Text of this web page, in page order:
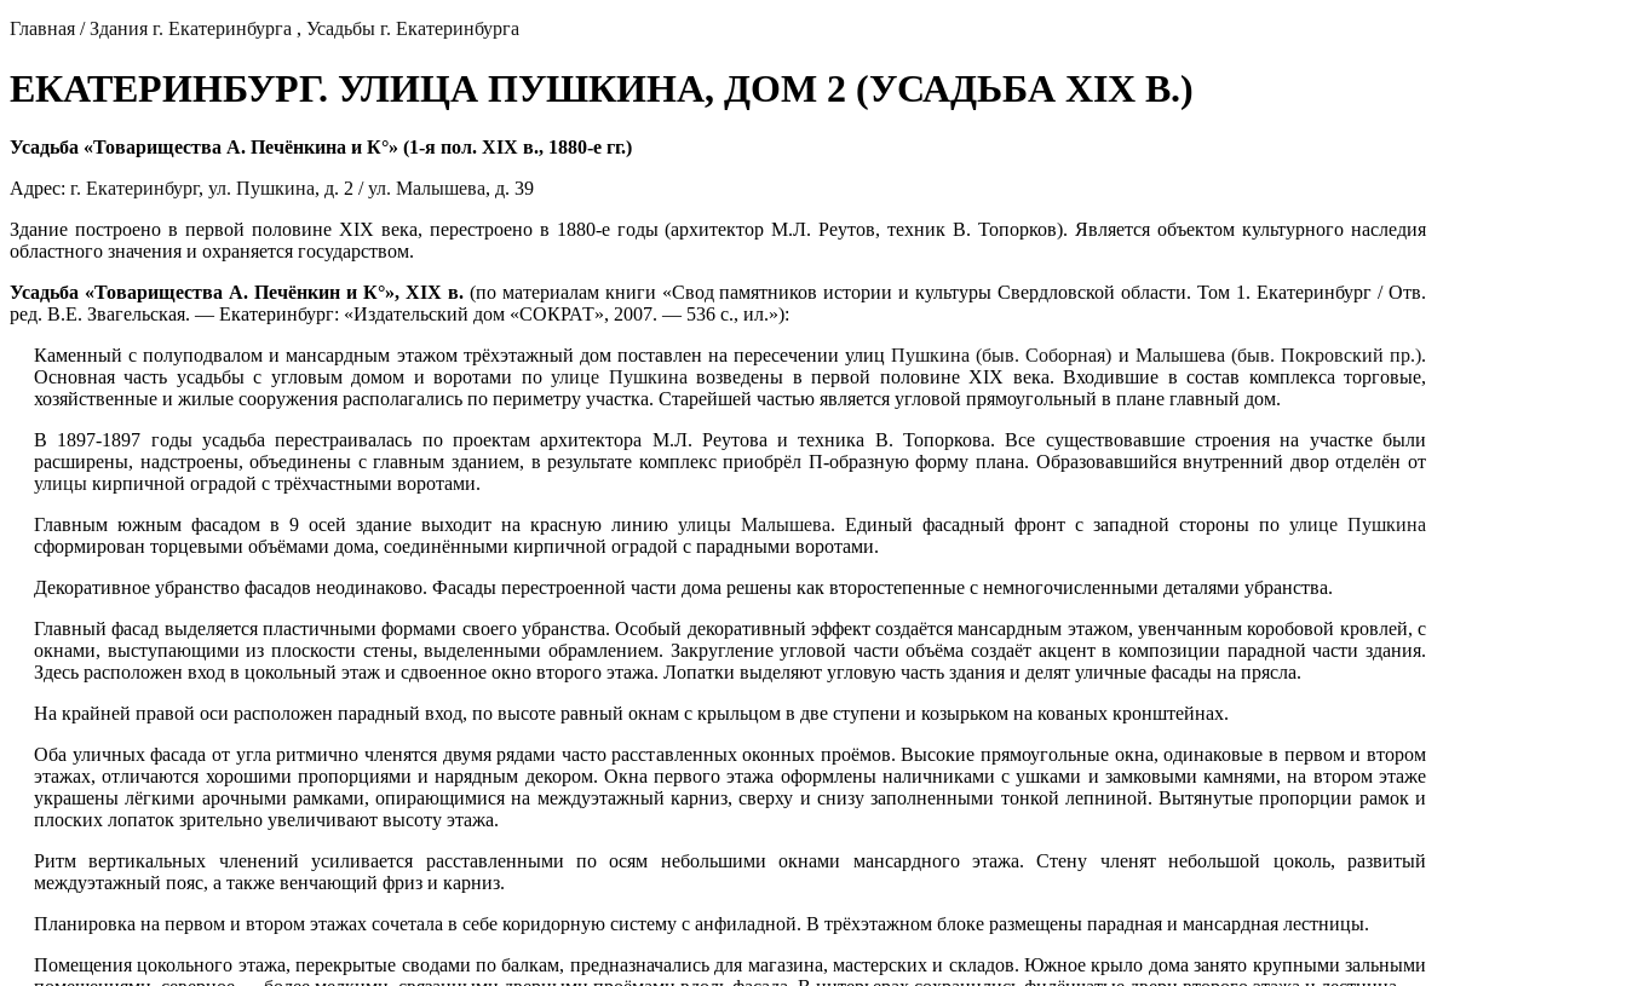
Главная /Здания г. Екатеринбурга , Усадьбы г. Екатеринбурга
ЕКАТЕРИНБУРГ. УЛИЦА ПУШКИНА, ДОМ 2 (УСАДЬБА XIX В.)
Усадьба «Товарищества А. Печёнкина и К°» (1-я пол. XIX в., 1880-е гг.)
Адрес: г. Екатеринбург, ул. Пушкина, д. 2 /ул. Малышева, д. 39
Здание построено в первой половине XIX века, перестроено в 1880-е годы (архитектор М.Л. Реутов, техник В. Топорков). Является объектом культурного наследия
областного значения и охраняется государством.
Усадьба «Товарищества А. Печёнкин и К°», XIX в.(по материалам книги «Свод памятников истории и культуры Свердловской области. Том 1. Екатеринбург / Отв.
ред. В.Е. Звагельская. — Екатеринбург: «Издательский дом «СОКРАТ», 2007. — 536 с., ил.»):
Каменный с полуподвалом и мансардным этажом трёхэтажный дом поставлен на пересечении улицПушкина (быв. Соборная) и Малышева (быв. Покровский пр.).
Основная часть усадьбы с угловым домом и воротами поулице Пушкина возведены в первой половине XIX века. Входившие в состав комплекса торговые,
хозяйственные и жилые сооружения располагались по периметру участка. Старейшей частью является угловой прямоугольный в плане главный дом.
В 1897-1897 годы усадьба перестраивалась по проектам архитектора М.Л. Реутова и техника В. Топоркова. Все существовавшие строения на участке были
расширены, надстроены, объединены с главным зданием, в результате комплекс приобрёл П-образную форму плана. Образовавшийся внутренний двор отделён от
улицы кирпичной оградой с трёхчастными воротами.
Главным южным фасадом в 9 осей здание выходит на красную линию улицы Малышева. Единый фасадный фронт с западной стороны по улице Пушкина
сформирован торцевыми объёмами дома, соединёнными кирпичной оградой с парадными воротами.
Декоративное убранство фасадов неодинаково. Фасады перестроенной части дома решены как второстепенные с немногочисленными деталями убранства.
Главный фасад выделяется пластичными формами своего убранства. Особый декоративный эффект создаётся мансардным этажом, увенчанным коробовой кровлей, с
окнами, выступающими из плоскости стены, выделенными обрамлением. Закругление угловой части объёма создаёт акцент в композиции парадной части здания.
Здесь расположен вход в цокольный этаж и сдвоенное окно второго этажа. Лопатки выделяют угловую часть здания и делят уличные фасады на прясла.
На крайней правой оси расположен парадный вход, по высоте равный окнам с крыльцом в две ступени и козырьком на кованых кронштейнах.
Оба уличных фасада от угла ритмично членятся двумя рядами часто расставленных оконных проёмов. Высокие прямоугольные окна, одинаковые в первом и втором
этажах, отличаются хорошими пропорциями и нарядным декором. Окна первого этажа оформлены наличниками с ушками и замковыми камнями, на втором этаже
украшены лёгкими арочными рамками, опирающимися на междуэтажный карниз, сверху и снизу заполненными тонкой лепниной. Вытянутые пропорции рамок и
плоских лопаток зрительно увеличивают высоту этажа.
Ритм вертикальных членений усиливается расставленными по осям небольшими окнами мансардного этажа. Стену членят небольшой цоколь, развитый
междуэтажный пояс, а также венчающий фриз и карниз.
Планировка на первом и втором этажах сочетала в себе коридорную систему с анфиладной. В трёхэтажном блоке размещены парадная и мансардная лестницы.
Помещения цокольного этажа, перекрытые сводами по балкам, предназначались для магазина, мастерских и складов. Южное крыло дома занято крупными зальными